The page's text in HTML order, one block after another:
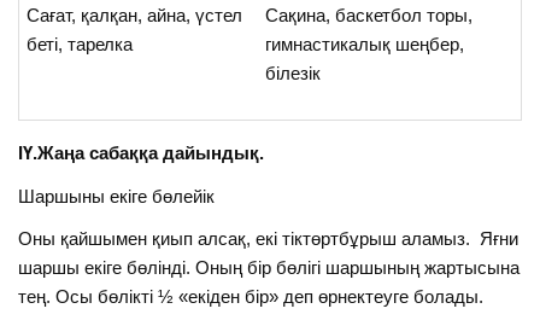
Сағат, қалқан, айна, үстел
беті, тарелка
Сақина, баскетбол торы,
гимнастикалық шеңбер,
білезік
ІҮ.Жаңа сабаққа дайындық.
Шаршыны екіге бөлейік
Оны қайшымен қиып алсақ, екі тіктөртбұрыш аламыз. Яғни
шаршы екіге бөлінді. Оның бір бөлігі шаршының жартысына
тең. Осы бөлікті ½ «екіден бір» деп өрнектеуге болады.